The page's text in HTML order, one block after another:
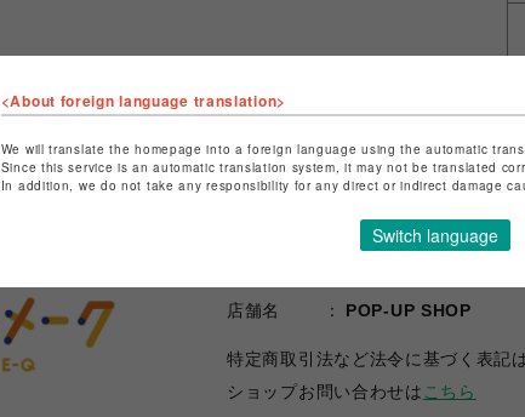
店舗名
POP-UP SHOP
特定商取引法など法令に基づく表記
ショップお問い合わせは こちら
<About foreign language translation>
We will translate the homepage into a foreign language using the automatic
Since this service is an automatic translation system, it may not be translated
In addition, we do not take any responsibility for any direct or indirect damage
Switch language